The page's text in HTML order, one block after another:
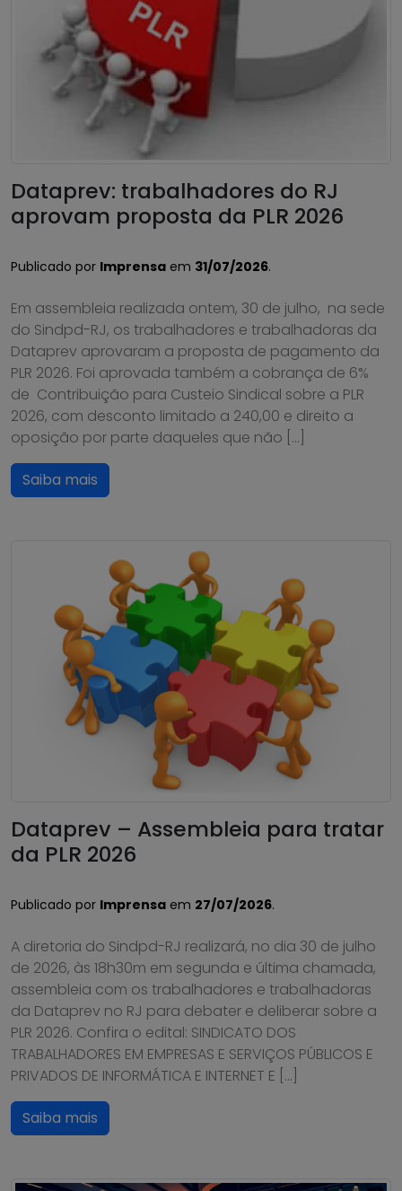
Dataprev: trabalhadores do RJ
aprovam proposta da PLR 2026
Publicado por Imprensa em 31/07/2026.
Em assembleia realizada ontem, 30 de julho, na sede
do Sindpd-RJ, os trabalhadores e trabalhadoras da
Dataprev aprovaram a proposta de pagamento da
PLR 2026. Foi aprovada também a cobrança de 6%
de Contribuição para Custeio Sindical sobre a PLR
2026, com desconto limitado a 240,00 e direito a
oposição por parte daqueles que não […]
Saiba mais
Dataprev – Assembleia para tratar
da PLR 2026
Publicado por Imprensa em 27/07/2026.
A diretoria do Sindpd-RJ realizará, no dia 30 de julho
de 2026, às 18h30m em segunda e última chamada,
assembleia com os trabalhadores e trabalhadoras
da Dataprev no RJ para debater e deliberar sobre a
PLR 2026. Confira o edital: SINDICATO DOS
TRABALHADORES EM EMPRESAS E SERVIÇOS PÚBLICOS E
PRIVADOS DE INFORMÁTICA E INTERNET E […]
Saiba mais